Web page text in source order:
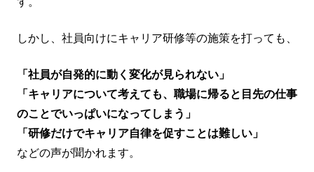
しかし、社員向けにキャリア研修等の施策を打っても、
「社員が自発的に動く変化が見られない」
「キャリアについて考えても、職場に帰ると目先の仕事
のことでいっぱいになってしまう」
「研修だけでキャリア自律を促すことは難しい」
などの声が聞かれます。